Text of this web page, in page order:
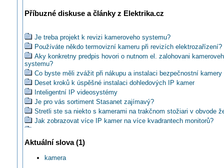
Příbuzné diskuse a články z Elektrika.cz
Je treba projekt k revizi kameroveho systemu?
Používáte někdo termovizní kameru při revizích elektrozařízení?
Aky konkretny predpis hovori o nutnom el. zalohovani
systemu?
Co byste měli zvážit při nákupu a instalaci bezpečnostní kamery
Deset kroků k úspěšné instalaci dohledových IP kamer
Inteligentní IP videosystémy
Je pro vás sortiment Stasanet zajímavý?
Stretli ste sa niekto s kamerami na trakčnom stožiari v obvode
Jak zobrazovat více IP kamer na více kvadrantech monitorů?
Jakou IP kameru mohu použít ve skladu hořlavin?
Jaké použít kamery k zabezpečení objektu k ústředně Jablotron
Aktuální slova (1)
kamera